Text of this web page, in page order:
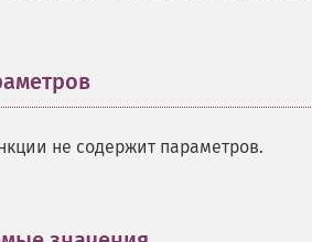
не содержит параметров.